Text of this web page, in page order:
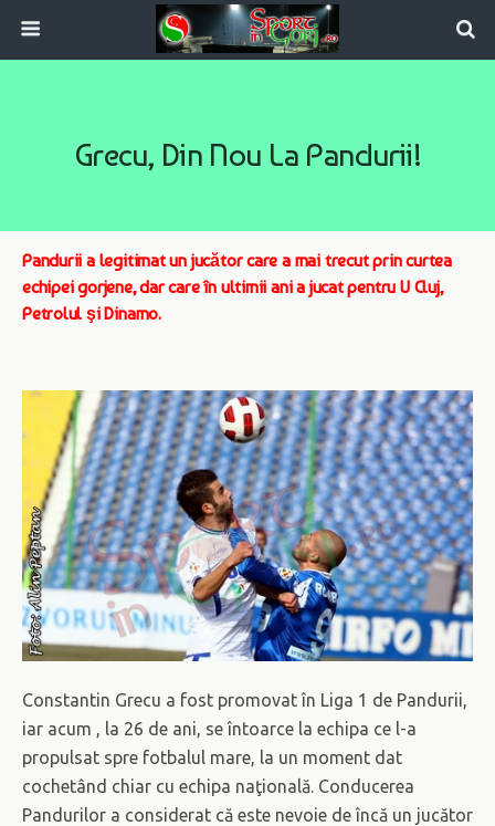
Grecu, Din Nou La Pandurii!
Pandurii a legitimat un jucător care a mai trecut prin curtea
echipei gorjene, dar care în ultimii ani a jucat pentru U Cluj,
Petrolul şi Dinamo.
Constantin Grecu a fost promovat în Liga 1 de Pandurii,
iar acum , la 26 de ani, se întoarce la echipa ce l-a
propulsat spre fotbalul mare, la un moment dat
cochetând chiar cu echipa naţională. Conducerea
Pandurilor a considerat că este nevoie de încă un jucător